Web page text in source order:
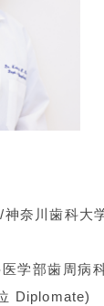
奈川歯科大
学部歯周病
Diplomate)